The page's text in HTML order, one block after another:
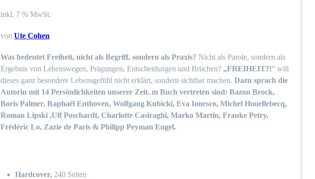
inkl. 7 % MwSt.
vonUte Cohen
Was bedeutet Freiheit, nicht als Begriff, sondern als Praxis?Nicht als Parole, sondern als
Ergebnis von Lebenswegen, Prägungen, Entscheidungen und Brüchen? „FREIHEIT?!“ will
dieses ganz besondere Lebensgefühl nicht erklärt, sondern sichtbar machen.Dazu sprach die
Autorin mit 14 Persönlichkeiten unserer Zeit. m Buch vertreten sind: Bazon Brock,
Boris Palmer, Raphaël Enthoven, Wolfgang Kubicki, Eva Ionesco, Michel Houellebecq,
Roman Lipski ,Ulf Poschardt, Charlotte Casiraghi, Marko Martin, Frauke Petry,
Frédéric Lo, Zazie de Paris & Philipp Peyman Engel.
Hardcover, 240 Seiten